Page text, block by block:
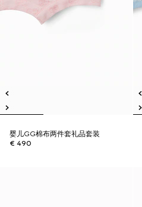
婴儿GG棉布两件套礼品套装
€ 490